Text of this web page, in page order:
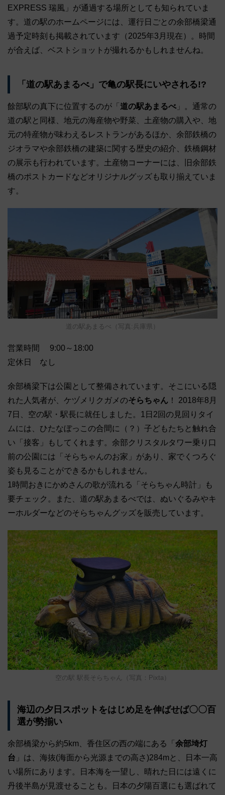
EXPRESS 瑞風」が通過する場所としても知られていま
す。道の駅のホームページには、運行日ごとの余部橋梁通
過予定時刻も掲載されています（2025年3月現在）。時間
が合えば、ベストショットが撮れるかもしれませんね。
「道の駅あまるべ」で亀の駅長にいやされる!?
餘部駅の真下に位置するのが「 道の駅あまるべ 」。通常の
道の駅と同様、地元の海産物や野菜、土産物の購入や、地
元の特産物が味わえるレストランがあるほか、余部鉄橋の
ジオラマや余部鉄橋の建築に関する歴史の紹介、鉄橋鋼材
の展示も行われています。土産物コーナーには、旧余部鉄
橋のポストカードなどオリジナルグッズも取り揃えていま
す。
道の駅あまるべ（写真:兵庫県）
営業時間 9:00～18:00
定休日 なし
余部橋梁下は公園として整備されています。そこにいる隠
れた人気者が、ケヅメリクガメのそらちゃん ！ 2018年8月
7日、空の駅・駅長に就任しました。1日2回の見回りタイ
ムには、ひたなぼっこの合間に（？）子どもたちと触れ合
い「接客」もしてくれます。余部クリスタルタワー乗り口
前の公園には「そらちゃんのお家」があり、家でくつろぐ
姿も見ることができるかもしれません。
1時間おきにかめさんの歌が流れる「そらちゃん時計」も
要チェック。また、道の駅あまるべでは、ぬいぐるみやキ
ーホルダーなどのそらちゃんグッズを販売しています。
空の駅 駅長そらちゃん（写真：Pixta）
海辺の夕日スポットをはじめ足を伸ばせば〇〇百
選が勢揃い
余部橋梁から約5km、香住区の西の端にある「 余部埼灯
台 」は、海抜(海面から光源までの高さ)284mと、日本一高
い場所にあります。日本海を一望し、晴れた日には遠くに
丹後半島が見渡せることも。日本の夕陽百選にも選ばれて